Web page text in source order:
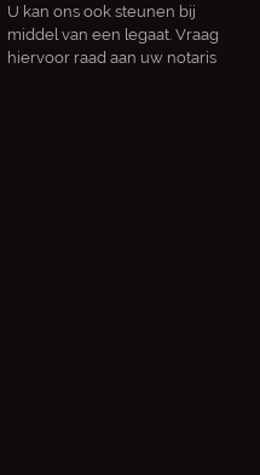
U kan ons ook steunen bij
middel van een legaat. Vraag
hiervoor raad aan uw notaris